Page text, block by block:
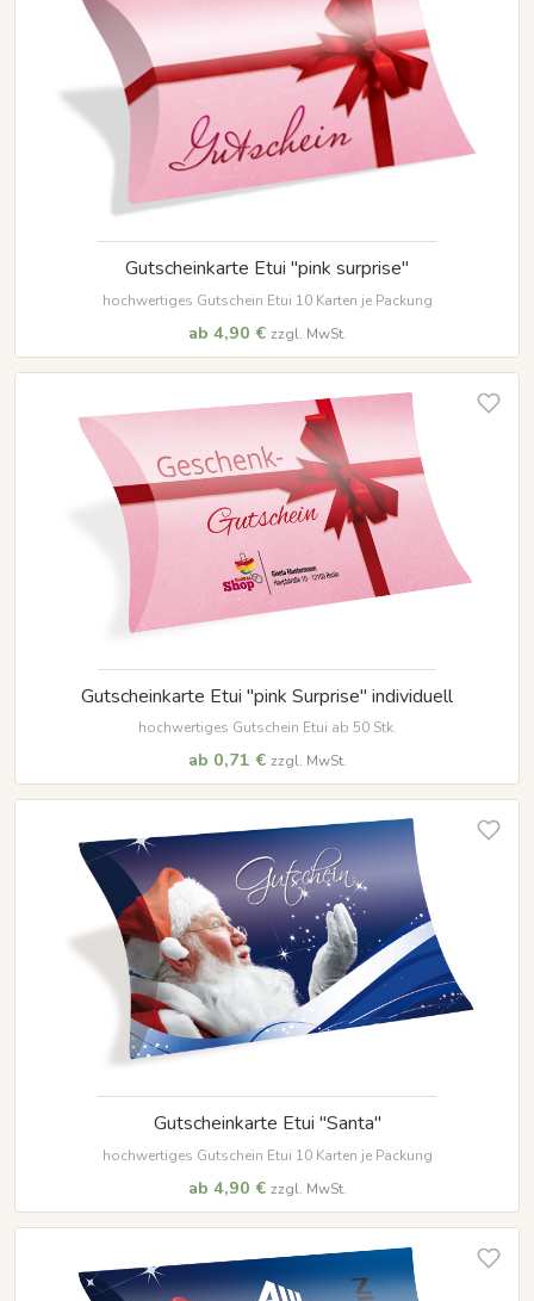
Gutscheinkarte Etui "pink surprise"
hochwertiges Gutschein Etui 10 Karten je Packung
ab 4,90 € zzgl. MwSt.
Gutscheinkarte Etui "pink Surprise" individuell
hochwertiges Gutschein Etui ab 50 Stk.
ab 0,71 € zzgl. MwSt.
Gutscheinkarte Etui "Santa"
hochwertiges Gutschein Etui 10 Karten je Packung
ab 4,90 € zzgl. MwSt.